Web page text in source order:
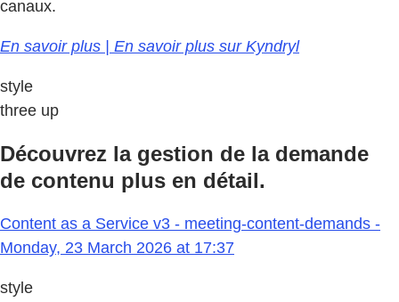
canaux.
En savoir plus | En savoir plus sur Kyndryl
style
three up
Découvrez la gestion de la demande
de contenu plus en détail.
Content as a Service v3 - meeting-content-demands -
Monday, 23 March 2026 at 17:37
style